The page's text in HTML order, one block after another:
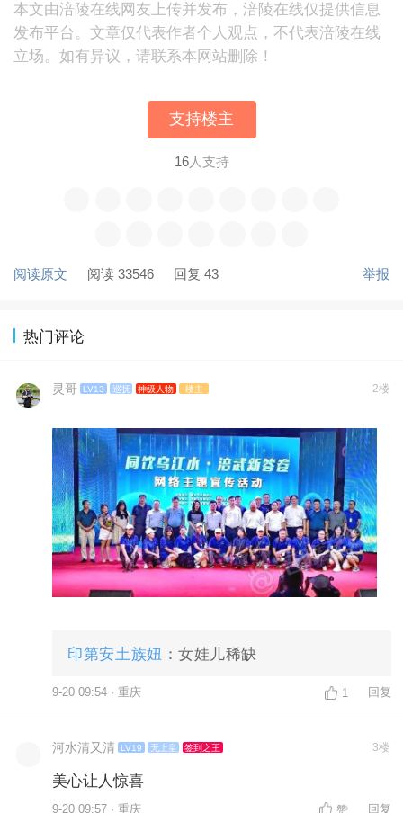
本文由涪陵在线网友上传并发布，涪陵在线仅提供信息
发布平台。文章仅代表作者个人观点，不代表涪陵在线
立场。如有异议，请联系本网站删除！
支持楼主
16人支持
阅读原文 阅读 33546 回复 43 举报
热门评论
灵哥 LV13 巡抚 神级人物 楼主 2楼
印第安土族妞 ：女娃儿稀缺
9-20 09:54 · 重庆 1 回复
河水清又清 LV19 无上皇 签到之王 3楼
美心让人惊喜
9-20 09:57 · 重庆 赞 回复